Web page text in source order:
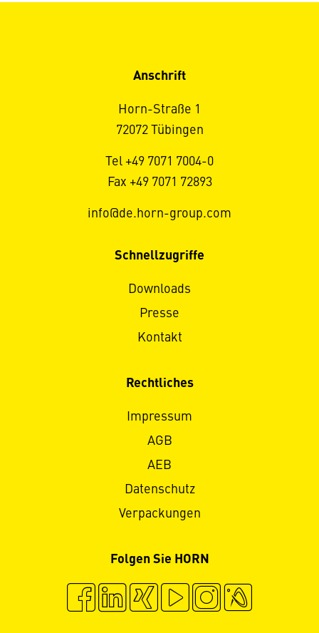
Anschrift
Horn-Straße 1
72072 Tübingen
Tel +49 7071 7004-0
Fax +49 7071 72893
info@de.horn-group.com
Schnellzugriffe
Downloads
Presse
Kontakt
Rechtliches
Impressum
AGB
AEB
Datenschutz
Verpackungen
Folgen Sie HORN